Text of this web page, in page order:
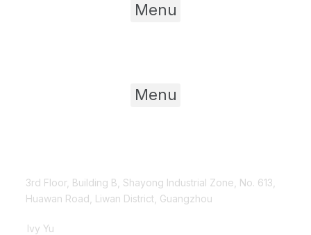
Menu
Menu
3rd Floor, Building B, Shayong Industrial Zone, No. 613,
Huawan Road, Liwan District, Guangzhou
Ivy Yu